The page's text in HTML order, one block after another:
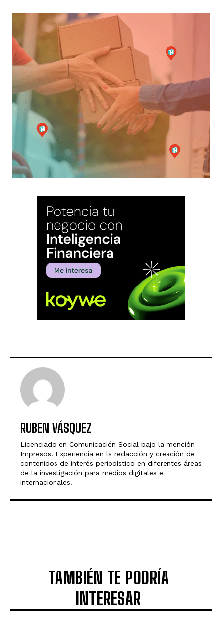
RUBEN VÁSQUEZ
Licenciado en Comunicación Social bajo la mención
Impresos. Experiencia en la redacción y creación de
contenidos de interés periodístico en diferentes áreas
de la investigación para medios digitales e
internacionales.
TAMBIÉN TE PODRÍA
INTERESAR